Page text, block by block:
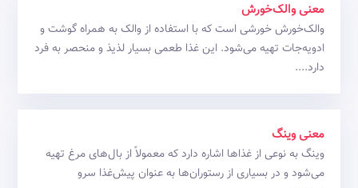
معنی والک‌خورش
والک‌خورش خورشی است که با استفاده از والک به همراه گوشت و
ادویه‌جات تهیه می‌شود. این غذا طعمی بسیار لذیذ و منحصر به فرد
دارد....
معنی وینگ
وینگ به نوعی از غذاها اشاره دارد که معمولاً از بال‌های مرغ تهیه
می‌شود و در بسیاری از رستوران‌ها به عنوان پیش‌غذا سرو